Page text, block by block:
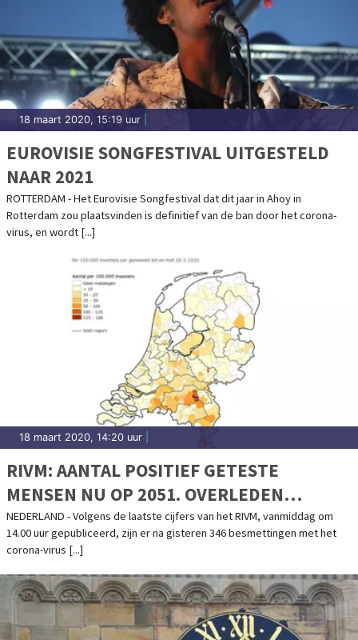
18 maart 2020, 15:19 uur
EUROVISIE SONGFESTIVAL UITGESTELD
NAAR 2021
ROTTERDAM - Het Eurovisie Songfestival dat dit jaar in Ahoy in
Rotterdam zou plaatsvinden is definitief van de ban door het corona-
virus, en wordt [...]
18 maart 2020, 14:20 uur
RIVM: AANTAL POSITIEF GETESTE
MENSEN NU OP 2051. OVERLEDEN
PERSONEN: 58
NEDERLAND - Volgens de laatste cijfers van het RIVM, vanmiddag om
14.00 uur gepubliceerd, zijn er na gisteren 346 besmettingen met het
corona-virus [...]